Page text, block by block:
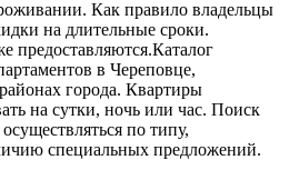
Как правило владельцы
на длительные сроки.
предоставляются.Каталог
в Череповце,
города. Квартиры
на сутки, ночь или час. Поиск
по типу,
специальных предложений.